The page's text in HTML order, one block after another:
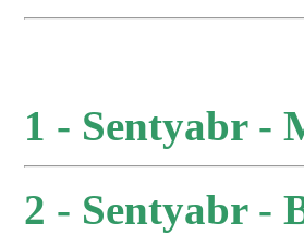
1 - Sentyabr
2 - Sentyabr -